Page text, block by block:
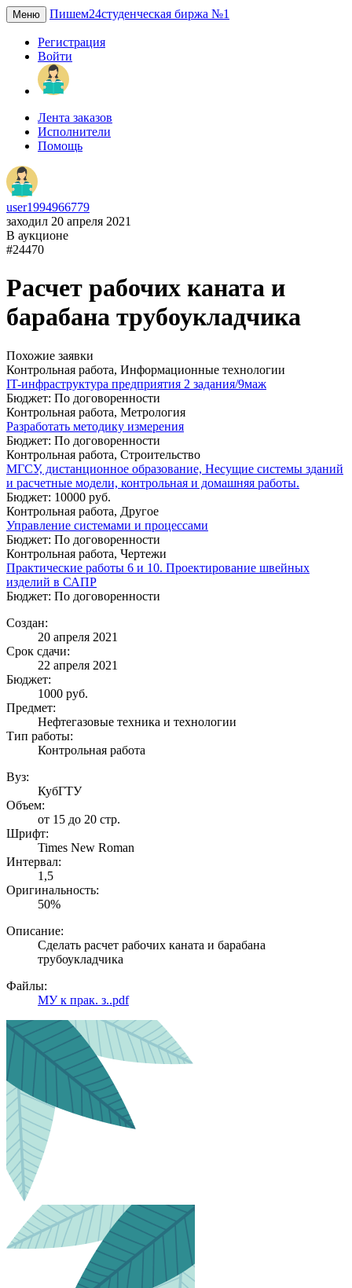
Меню Пишем24студенческая биржа №1
Регистрация
Войти
Лента заказов
Исполнители
Помощь
user1994966779
заходил 20 апреля 2021
В аукционе
#24470
Расчет рабочих каната и
барабана трубоукладчика
Похожие заявки
Контрольная работа, Информационные технологии
IT-инфраструктура предприятия 2 задания/9маж
Бюджет: По договоренности
Контрольная работа, Метрология
Разработать методику измерения
Бюджет: По договоренности
Контрольная работа, Строительство
МГСУ, дистанционное образование, Несущие системы зданий
и расчетные модели, контрольная и домашняя работы.
Бюджет: 10000 руб.
Контрольная работа, Другое
Управление системами и процессами
Бюджет: По договоренности
Контрольная работа, Чертежи
Практические работы 6 и 10. Проектирование швейных
изделий в САПР
Бюджет: По договоренности
Создан:
20 апреля 2021
Срок сдачи:
22 апреля 2021
Бюджет:
1000 руб.
Предмет:
Нефтегазовые техника и технологии
Тип работы:
Контрольная работа
Вуз:
КубГТУ
Объем:
от 15 до 20 стр.
Шрифт:
Times New Roman
Интервал:
1,5
Оригинальность:
50%
Описание:
Сделать расчет рабочих каната и барабана
трубоукладчика
Файлы:
МУ к прак. з..pdf